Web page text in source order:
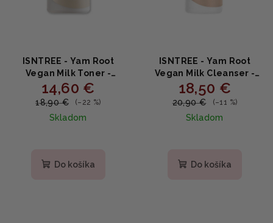
ISNTREE - Yam Root
Vegan Milk Toner -
Vegánsky mliečny
pleťový toner 200ml
14,60 €
18,90 € (–22 %)
Skladom
Do košíka
ISNTREE - Yam Root
Vegan Milk Cleanser -
Vegánske čistiace
pleťové mlieko s
koreňom yamu a ovsom
220ml
18,50 €
20,90 € (–11 %)
Skladom
Do košíka